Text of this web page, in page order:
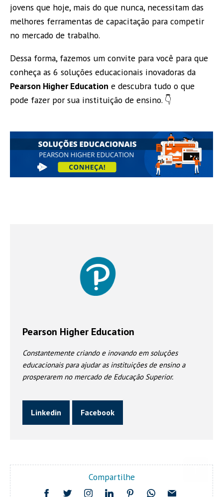
jovens que hoje, mais do que nunca, necessitam das
melhores ferramentas de capacitação para competir
no mercado de trabalho.
Dessa forma, fazemos um convite para você para que
conheça as 6 soluções educacionais inovadoras da
Pearson Higher Education e descubra tudo o que
pode fazer por sua instituição de ensino. 👇
Pearson Higher Education
Constantemente criando e inovando em soluções
educacionais para ajudar as instituições de ensino a
prosperarem no mercado de Educação Superior.
Linkedin Facebook
Compartilhe